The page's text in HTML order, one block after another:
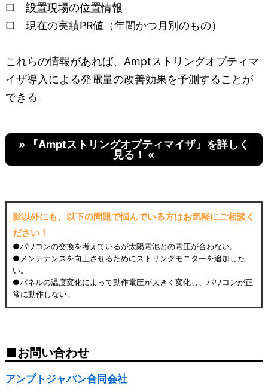
□ 設置現場の位置情報
□ 現在の実績PR値（年間かつ月別のもの）
これらの情報があれば、Amptストリングオプティマ
イザ導入による発電量の改善効果を予測することが
できる。
» 『Amptストリングオプティマイザ』を詳しく
見る！ «
影以外にも、以下の問題で悩んでいる方はお気軽にご相談く
ださい！
●パワコンの交換を考えているが太陽電池との電圧が合わない。
●メンテナンスを向上させるためにストリングモニターを追加した
い。
●パネルの温度変化によって動作電圧が大きく変化し、パワコンが正
常に動作しない。
お問い合わせ
アンプトジャパン合同会社